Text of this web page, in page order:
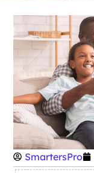
SmartersPro